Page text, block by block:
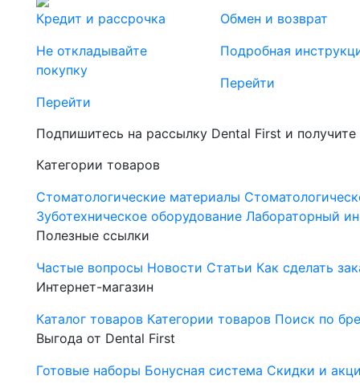
Кредит и рассрочка
Не откладывайте
покупку
Перейти
Обмен и возврат
Подробная
Перейти
Подпишитесь на рассылку Dental First и
Категории товаров
Стоматологические материалы
Зуботехническое оборудование Лабораторный
Полезные ссылки
Частые вопросы Новости Статьи Как сделать
Интернет-магазин
Каталог товаров Категории товаров Поиск по
Выгода от Dental First
Готовые наборы Бонусная система Скидки и